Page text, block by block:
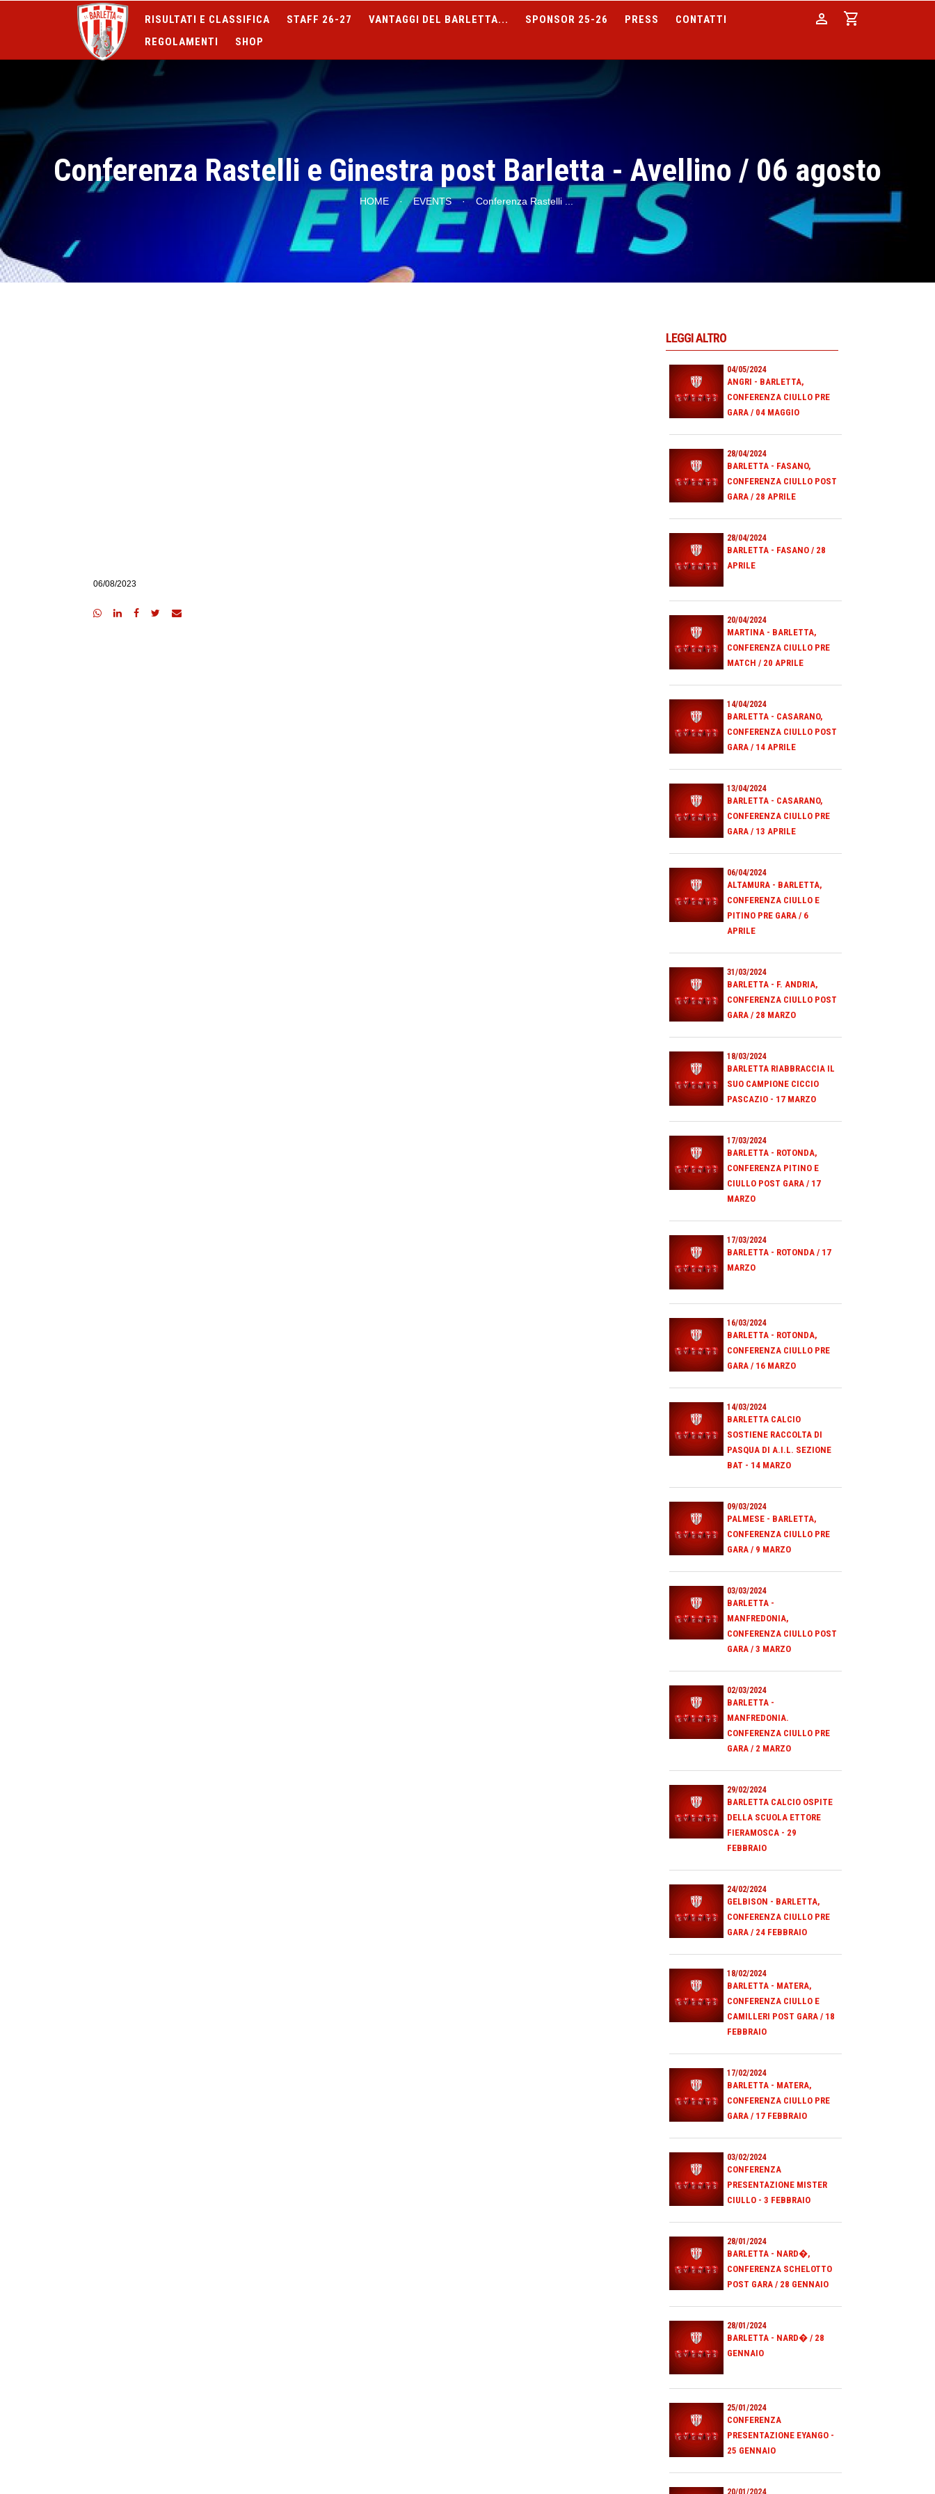
person shopping_cart
RISULTATI E CLASSIFICA STAFF 26-27 VANTAGGI DEL BARLETTA... SPONSOR 25-26 PRESS
CONTATTI
REGOLAMENTI
SHOP
Conferenza Rastelli e Ginestra post Barletta - Avellino / 06 agosto
HOME · EVENTS · Conferenza Rastelli ...
06/08/2023
LEGGI ALTRO
04/05/2024
ANGRI - BARLETTA,
CONFERENZA CIULLO PRE
GARA / 04 MAGGIO
28/04/2024
BARLETTA - FASANO,
CONFERENZA CIULLO POST
GARA / 28 APRILE
28/04/2024
BARLETTA - FASANO / 28
APRILE
20/04/2024
MARTINA - BARLETTA,
CONFERENZA CIULLO PRE
MATCH / 20 APRILE
14/04/2024
BARLETTA - CASARANO,
CONFERENZA CIULLO POST
GARA / 14 APRILE
13/04/2024
BARLETTA - CASARANO,
CONFERENZA CIULLO PRE
GARA / 13 APRILE
06/04/2024
ALTAMURA - BARLETTA,
CONFERENZA CIULLO E
PITINO PRE GARA / 6
APRILE
31/03/2024
BARLETTA - F. ANDRIA,
CONFERENZA CIULLO POST
GARA / 28 MARZO
18/03/2024
BARLETTA RIABBRACCIA IL
SUO CAMPIONE CICCIO
PASCAZIO - 17 MARZO
17/03/2024
BARLETTA - ROTONDA,
CONFERENZA PITINO E
CIULLO POST GARA / 17
MARZO
17/03/2024
BARLETTA - ROTONDA / 17
MARZO
16/03/2024
BARLETTA - ROTONDA,
CONFERENZA CIULLO PRE
GARA / 16 MARZO
14/03/2024
BARLETTA CALCIO
SOSTIENE RACCOLTA DI
PASQUA DI A.I.L. SEZIONE
BAT - 14 MARZO
09/03/2024
PALMESE - BARLETTA,
CONFERENZA CIULLO PRE
GARA / 9 MARZO
03/03/2024
BARLETTA -
MANFREDONIA,
CONFERENZA CIULLO POST
GARA / 3 MARZO
02/03/2024
BARLETTA -
MANFREDONIA.
CONFERENZA CIULLO PRE
GARA / 2 MARZO
29/02/2024
BARLETTA CALCIO OSPITE
DELLA SCUOLA ETTORE
FIERAMOSCA - 29
FEBBRAIO
24/02/2024
GELBISON - BARLETTA,
CONFERENZA CIULLO PRE
GARA / 24 FEBBRAIO
18/02/2024
BARLETTA - MATERA,
CONFERENZA CIULLO E
CAMILLERI POST GARA / 18
FEBBRAIO
17/02/2024
BARLETTA - MATERA,
CONFERENZA CIULLO PRE
GARA / 17 FEBBRAIO
03/02/2024
CONFERENZA
PRESENTAZIONE MISTER
CIULLO - 3 FEBBRAIO
28/01/2024
BARLETTA - NARD�,
CONFERENZA SCHELOTTO
POST GARA / 28 GENNAIO
28/01/2024
BARLETTA - NARD� / 28
GENNAIO
25/01/2024
CONFERENZA
PRESENTAZIONE EYANGO -
25 GENNAIO